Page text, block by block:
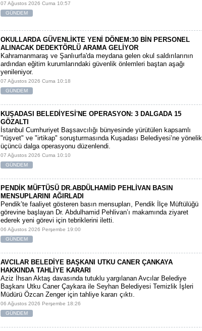
07 Ağustos 2026 Cuma 10:57
GÜNDEM
OKULLARDA GÜVENLİKTE YENİ DÖNEM:30 BİN PERSONEL
ALINACAK DEDEKTÖRLÜ ARAMA GELİYOR
​Kahramanmaraş ve Şanlıurfa'da meydana gelen okul saldırılarının
ardından eğitim kurumlarındaki güvenlik önlemleri baştan aşağı
yenileniyor.
07 Ağustos 2026 Cuma 10:18
GÜNDEM
KUŞADASI BELEDİYESİ'NE OPERASYON: 3 DALGADA 15
GÖZALTI
​İstanbul Cumhuriyet Başsavcılığı bünyesinde yürütülen kapsamlı
"rüşvet" ve "irtikap" soruşturmasında Kuşadası Belediyesi’ne yönelik
üçüncü dalga operasyonu düzenlendi.
07 Ağustos 2026 Cuma 10:10
GÜNDEM
PENDİK MÜFTÜSÜ DR.ABDÜLHAMİD PEHLİVAN BASIN
MENSUPLARINI AĞIRLADI
​Pendik’te faaliyet gösteren basın mensupları, Pendik İlçe Müftülüğü
görevine başlayan Dr. Abdulhamid Pehlivan’ı makamında ziyaret
ederek yeni görevi için tebriklerini iletti.
06 Ağustos 2026 Perşembe 19:00
GÜNDEM
AVCILAR BELEDİYE BAŞKANI UTKU CANER ÇANKAYA
HAKKINDA TAHLİYE KARARI
​Aziz İhsan Aktaş davasında tutuklu yargılanan Avcılar Belediye
Başkanı Utku Caner Çaykara ile Seyhan Belediyesi Temizlik İşleri
Müdürü Özcan Zenger için tahliye kararı çıktı.
06 Ağustos 2026 Perşembe 18:26
GÜNDEM